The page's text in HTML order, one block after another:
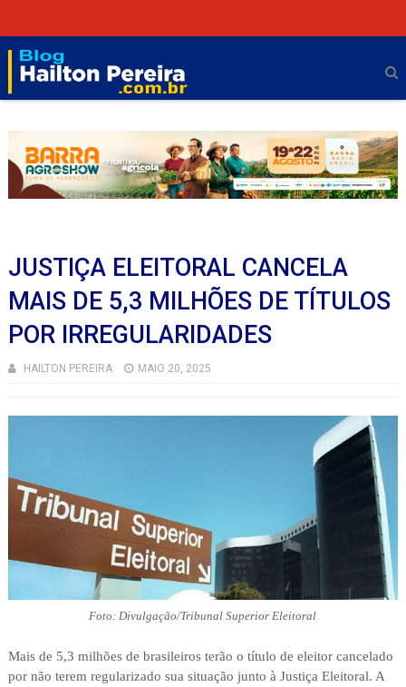
JUSTIÇA ELEITORAL CANCELA
MAIS DE 5,3 MILHÕES DE TÍTULOS
POR IRREGULARIDADES
HAILTON PEREIRA MAIO 20, 2025
Foto: Divulgação/Tribunal Superior Eleitoral
Mais de 5,3 milhões de brasileiros terão o título de eleitor cancelado
por não terem regularizado sua situação junto à Justiça Eleitoral. A